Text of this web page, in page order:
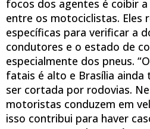
focos dos agentes é coibir
entre os motociclistas. Eles
específicas para verificar a
condutores e o estado de
especialmente dos pneus.
fatais é alto e Brasília ainda
ser cortada por rodovias.
motoristas conduzem em
isso contribui para haver